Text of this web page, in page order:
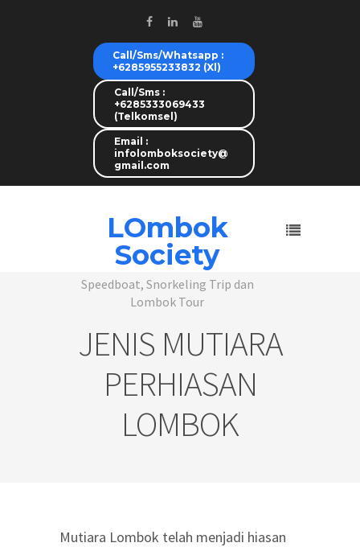
Call/Sms/Whatsapp :
+6285955233832 (Xl)
Call/Sms :
+6285333069433
(Telkomsel)
Email :
infolomboksociety@
gmail.com
LOmbok
Society
Speedboat, Snorkeling Trip dan
Lombok Tour
JENIS MUTIARA
PERHIASAN
LOMBOK
Mutiara Lombok telah menjadi hiasan